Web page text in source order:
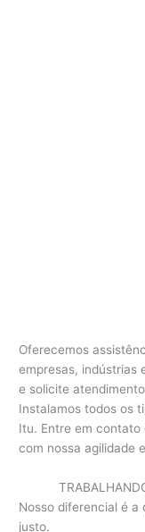
Oferecemos
empresas, indústrias
e solicite
Instalamos todos os
Itu. Entre em
com nossa agilidade
Nosso diferencial é a
justo.